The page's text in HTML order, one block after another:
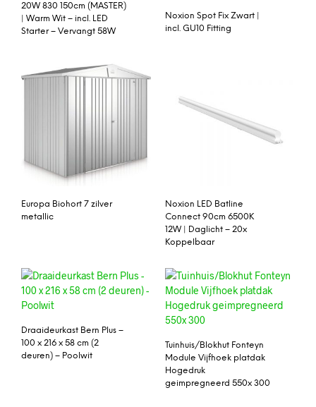
20W 830 150cm (MASTER)
| Warm Wit – incl. LED
Starter – Vervangt 58W
Noxion Spot Fix Zwart |
incl. GU10 Fitting
Europa Biohort 7 zilver
metallic
Noxion LED Batline
Connect 90cm 6500K
12W | Daglicht – 20x
Koppelbaar
Draaideurkast Bern Plus –
100 x 216 x 58 cm (2
deuren) – Poolwit
Tuinhuis/Blokhut Fonteyn
Module Vijfhoek platdak
Hogedruk
geimpregneerd 550x 300